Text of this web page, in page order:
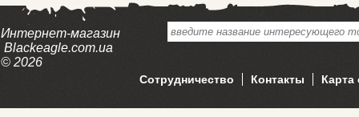
Интернет-магазин
Blackeagle.com.ua
© 2026
Сотрудничество Контакты Карта